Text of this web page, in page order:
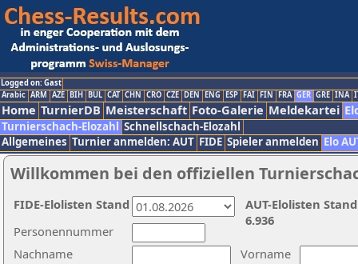
Logged on: Gast
Arabic ARM AZE BIH BUL CAT CHN CRO CZE DEN ENG ESP FAI FIN FRA GER GRE INA
Home TurnierDB Meisterschaft Foto-Galerie Meldekartei
Turnierschach-Elozahl Schnellschach-Elozahl
Allgemeines Turnier anmelden: AUT FIDE Spieler anmelden Elo
Willkommen bei den offiziellen
Nachname
Vorname
Personennummer
AUT-Elolisten
6.936
FIDE-Elolisten Stand